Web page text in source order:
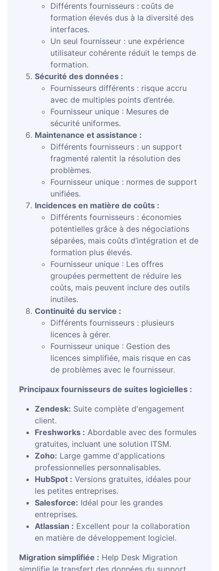
Différents fournisseurs : coûts de
formation élevés dus à la diversité des
interfaces.
Un seul fournisseur : une expérience
utilisateur cohérente réduit le temps de
formation.
Sécurité des données :
Fournisseurs différents : risque accru
avec de multiples points d’entrée.
Fournisseur unique : Mesures de
sécurité uniformes.
Maintenance et assistance :
Différents fournisseurs : un support
fragmenté ralentit la résolution des
problèmes.
Fournisseur unique : normes de support
unifiées.
Incidences en matière de coûts :
Différents fournisseurs : économies
potentielles grâce à des négociations
séparées, mais coûts d’intégration et de
formation plus élevés.
Fournisseur unique : Les offres
groupées permettent de réduire les
coûts, mais peuvent inclure des outils
inutiles.
Continuité du service :
Différents fournisseurs : plusieurs
licences à gérer.
Fournisseur unique : Gestion des
licences simplifiée, mais risque en cas
de problèmes avec le fournisseur.
Principaux fournisseurs de suites logicielles :
Zendesk: Suite complète d'engagement
client.
Freshworks : Abordable avec des formules
gratuites, incluant une solution ITSM.
Zoho: Large gamme d'applications
professionnelles personnalisables.
HubSpot : Versions gratuites, idéales pour
les petites entreprises.
Salesforce: Idéal pour les grandes
entreprises.
Atlassian : Excellent pour la collaboration
en matière de développement logiciel.
Migration simplifiée : Help Desk Migration